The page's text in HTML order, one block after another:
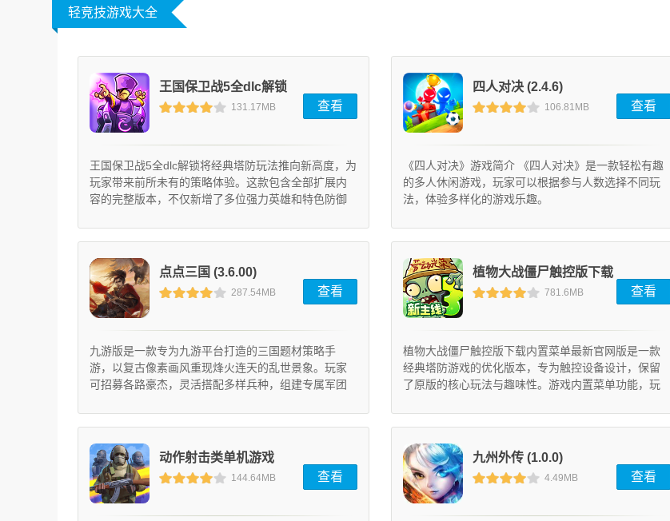
轻竞技游戏大全
王国保卫战5全dlc解锁
(1.9.0)
131.17MB 查看
王国保卫战5全dlc解锁将经典塔防玩法推向新高度，为
玩家带来前所未有的策略体验。这款包含全部扩展内
容的完整版本，不仅新增了多位强力英雄和特色防御
初次接触，都能在精心设计的关卡中找到属于自己的
四人对决 (2.4.6)
106.81MB 查看
《四人对决》游戏简介 《四人对决》是一款轻松有趣
的多人休闲游戏，玩家可以根据参与人数选择不同玩
法，体验多样化的游戏乐趣。
点点三国 (3.6.00)
287.54MB 查看
九游版是一款专为九游平台打造的三国题材策略手
游，以复古像素画风重现烽火连天的乱世景象。玩家
可招募各路豪杰，灵活搭配多样兵种，组建专属军团
植物大战僵尸触控版下载
内置菜单最新官网版
(10.0.0)
781.6MB 查看
植物大战僵尸触控版下载内置菜单最新官网版是一款
经典塔防游戏的优化版本，专为触控设备设计，保留
了原版的核心玩法与趣味性。游戏内置菜单功能，玩
提升游戏体验的灵活性和可玩性。
动作射击类单机游戏
(0.83)
144.64MB 查看
九州外传 (1.0.0)
4.49MB 查看